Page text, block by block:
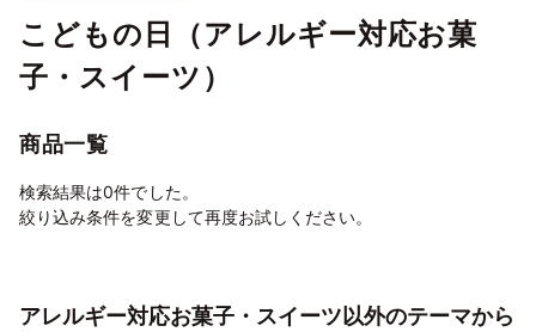
こどもの日（アレルギー対応お菓
子・スイーツ）
商品一覧
検索結果は0件でした。
絞り込み条件を変更して再度お試しください。
アレルギー対応お菓子・スイーツ以外のテーマから